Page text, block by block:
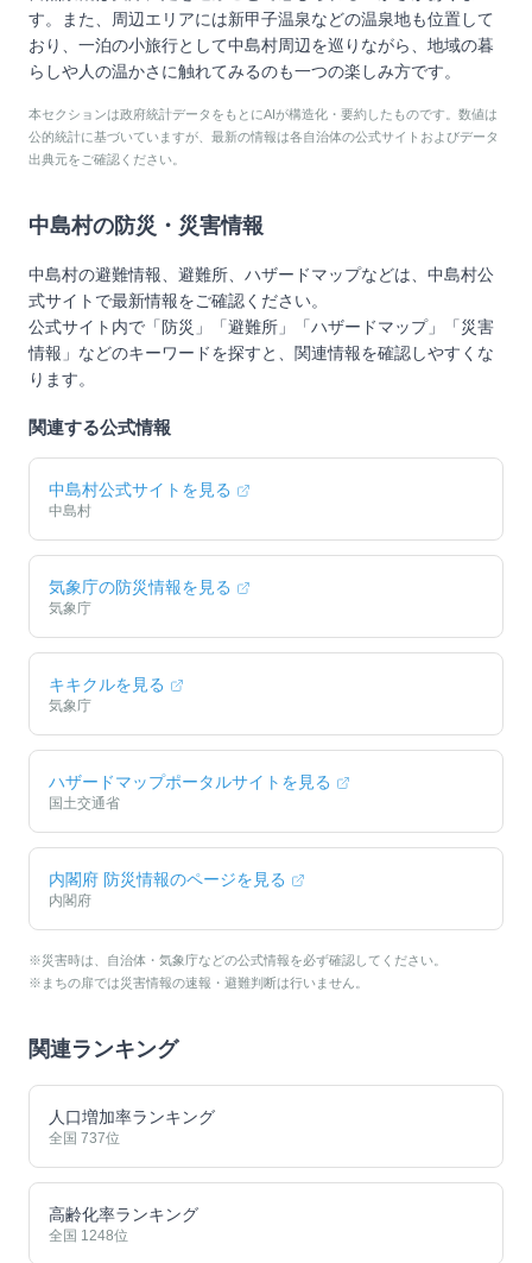
す。また、周辺エリアには新甲子温泉などの温泉地も位置して
おり、一泊の小旅行として中島村周辺を巡りながら、地域の暮
らしや人の温かさに触れてみるのも一つの楽しみ方です。
本セクションは政府統計データをもとにAIが構造化・要約したものです。数値は
公的統計に基づいていますが、最新の情報は各自治体の公式サイトおよびデータ
出典元をご確認ください。
中島村の防災・災害情報
中島村の避難情報、避難所、ハザードマップなどは、 中島村公
式サイトで最新情報をご確認ください。
公式サイト内で「防災」「避難所」「ハザードマップ」「災害
情報」などのキーワードを探すと、関連情報を確認しやすくな
ります。
関連する公式情報
中島村公式サイトを見る
中島村
気象庁の防災情報を見る
気象庁
キキクルを見る
気象庁
ハザードマップポータルサイトを見る
国土交通省
内閣府 防災情報のページを見る
内閣府
※災害時は、自治体・気象庁などの公式情報を必ず確認してください。
※まちの扉では災害情報の速報・避難判断は行いません。
関連ランキング
人口増加率ランキング
全国 737位
高齢化率ランキング
全国 1248位